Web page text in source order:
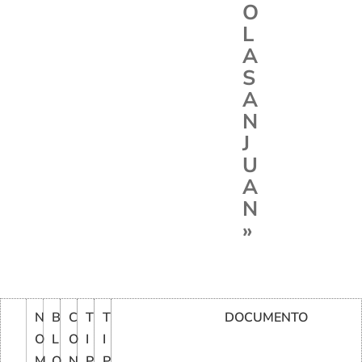
O
L
A
S
A
N
J
U
A
N
»
N
O
B
L
C
O
T
I
T
I
DOCUMENTO